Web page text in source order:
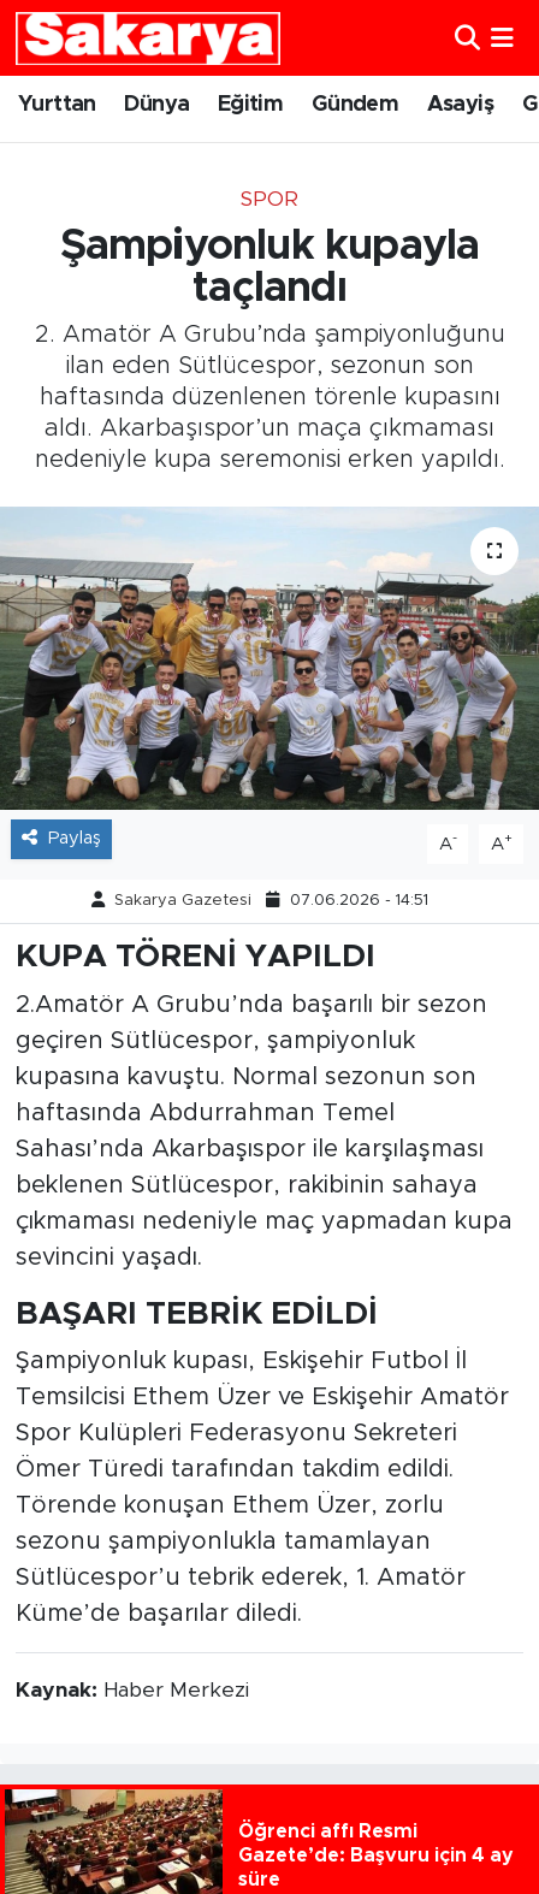
Yurttan Dünya Eğitim Gündem Asayiş
SPOR
Şampiyonluk kupayla
taçlandı
2. Amatör A Grubu’nda şampiyonluğunu
ilan eden Sütlücespor, sezonun son
haftasında düzenlenen törenle kupasını
aldı. Akarbaşıspor’un maça çıkmaması
nedeniyle kupa seremonisi erken yapıldı.
Paylaş A- A+
Sakarya Gazetesi 07.06.2026 - 14:51
KUPA TÖRENİ YAPILDI
2.Amatör A Grubu’nda başarılı bir sezon
geçiren Sütlücespor, şampiyonluk
kupasına kavuştu. Normal sezonun son
haftasında Abdurrahman Temel
Sahası’nda Akarbaşıspor ile karşılaşması
beklenen Sütlücespor, rakibinin sahaya
çıkmaması nedeniyle maç yapmadan kupa
sevincini yaşadı.
BAŞARI TEBRİK EDİLDİ
Şampiyonluk kupası, Eskişehir Futbol İl
Temsilcisi Ethem Üzer ve Eskişehir Amatör
Spor Kulüpleri Federasyonu Sekreteri
Ömer Türedi tarafından takdim edildi.
Törende konuşan Ethem Üzer, zorlu
sezonu şampiyonlukla tamamlayan
Sütlücespor’u tebrik ederek, 1. Amatör
Küme’de başarılar diledi.
Kaynak: Haber Merkezi
Öğrenci affı Resmi
Gazete’de: Başvuru için 4 ay
süre
Yurttan
Eskişehirspor
Spor
Sağlık
Kültür Sanat
Tarihçe
Resmi İlanlar
Söyleşi
Foto Şaka
Teknoloji
Politika
Eskişehir Nöbetçi Eczaneler
Eskişehir Trafik Yoğunluk Haritası
Süper Lig Puan Durumu ve Fikstür
Tüm Manşetler
Son Dakika Haberleri
Haber Arşivi